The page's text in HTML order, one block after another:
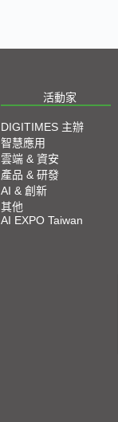
活動家
DIGITIMES 主辦
智慧應用
雲端 & 資安
產品 & 研發
AI & 創新
其他
AI EXPO Taiwan